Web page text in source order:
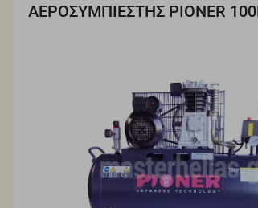
ΑΕΡΟΣΥΜΠΙΕΣΤΗΣ PIONER